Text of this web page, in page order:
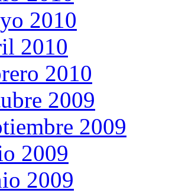
2010
2010
2010
2009
2009
2009
2009